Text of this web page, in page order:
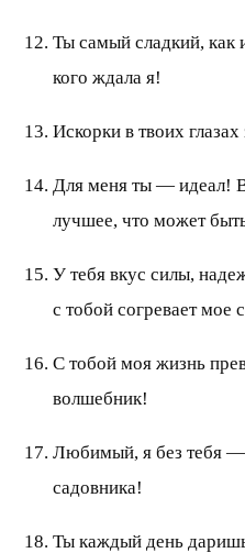
Ты самый сладкий, как
кого ждала я!
Искорки в твоих
Для меня ты — идеал! В
лучшее, что может
У тебя вкус силы,
с тобой согревает мое
С тобой моя жизнь
волшебник!
Любимый, я без тебя —
садовника!
Ты каждый день